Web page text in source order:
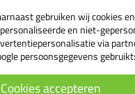
gebruiken wij cookies
en niet-
via
persoonsgegevens gebruikt:
Cookies accepteren
de actiecode ›